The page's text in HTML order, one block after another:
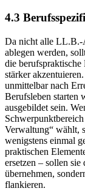
4.3
Da nicht alle LL.B.-
ablegen werden,
die
stärker
unmittelbar nach
Berufsleben starten
ausgebildet sein.
Verwaltung“ wählt,
wenigstens einmal
praktischen
ersetzen – sollen
übernehmen,
flankieren.